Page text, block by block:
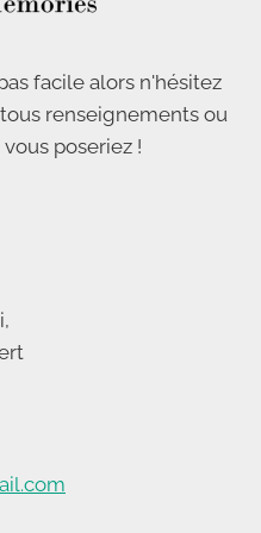
facile alors n'hésitez
renseignements ou
poseriez !